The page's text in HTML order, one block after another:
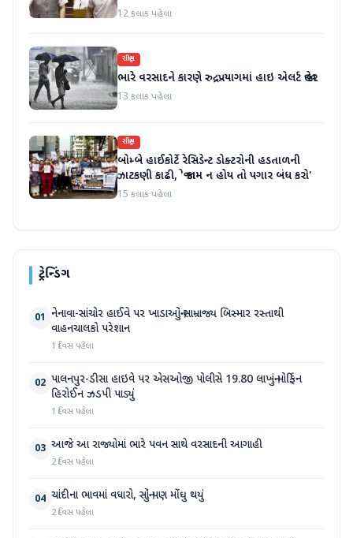
કરી
12 કલાક પહેલા
રાષ્ટ્રીય
ભારે વરસાદને કારણે રુદ્રપ્રયાગમાં હાઇ એલર્ટ જાહેર
13 કલાક પહેલા
રાષ્ટ્રીય
બોમ્બે હાઈકોર્ટે રેસિડેન્ટ ડોક્ટરોની હડતાળની
ઝાટકણી કાઢી, 'જો કામ ન હોય તો પગાર બંધ કરો'
15 કલાક પહેલા
ટ્રેન્ડિંગ
01 નેનાવા-સાંચોર હાઈવે પર ખાડાઓનું સામ્રાજ્ય બિસ્માર રસ્તાથી
વાહનચાલકો પરેશાન
1 દિવસ પહેલા
02 પાલનપુર-ડીસા હાઇવે પર એસઓજી પોલીસે 19.80 લાખનું મોર્ફિન
હિરોઈન ઝડપી પાડ્યું
1 દિવસ પહેલા
03 આજે આ રાજ્યોમાં ભારે પવન સાથે વરસાદની આગાહી
2 દિવસ પહેલા
04 ચાંદીના ભાવમાં વધારો, સોનું પણ મોંઘુ થયું
2 દિવસ પહેલા